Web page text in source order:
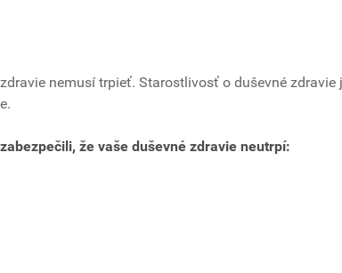
nemusí trpieť. Starostlivosť o duševné zdravie
že vaše duševné zdravie neutrpí: